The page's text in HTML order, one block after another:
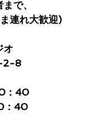
で、
連れ大歓迎)
オ
2-8
：40
：40